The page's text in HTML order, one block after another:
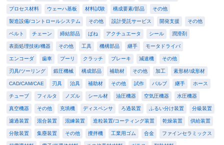
プロセス材料 ウェーハ基板 材料試験 構成要素/部品 その他
製造設備/コントロールシステム その他 設計受託サービス 開発支援 その他
ベルト チェーン 締結部品 ばね アクチュエータ シール 潤滑剤
表面処理技術/機器 その他 工具 機構部品 継手 モータドライバ
エンコーダ 歯車 プーリ クラッチ ブレーキ 減速機 その他
刃具/ツーリング 鍛圧機械 構成部品 補助材 その他 加工 素形材/成形材
CAD/CAM/CAE 刃具 治具 補助材 その他 試作 バルブ 継手 ホース
チューブ フィルタ ノズル シール材 油圧機器 空気圧機器 水圧機器
真空機器 その他 充填機 ディスペンサ ろ過装置 ふるい分け装置 分級装置
濾過装置 混合装置 混練装置 造粒装置/コーティング装置 乾燥装置 供給装置
分散装置 集塵装置 その他 攪拌機 工業用ゴム 合金 ファインセラミックス